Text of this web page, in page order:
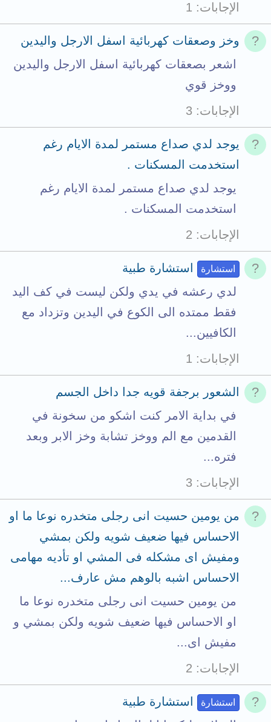
الإجابات
1
وخز وصعقات كهربائية اسفل الارجل واليدين
اشعر بصعقات كهربائية اسفل الارجل واليدين
ووخز قوي
الإجابات
3
يوجد لدي صداع مستمر لمدة الايام رغم
استخدمت المسكنات .
يوجد لدي صداع مستمر لمدة الايام رغم
استخدمت المسكنات .
الإجابات
2
استشارة
استشارة طبية
لدي رعشه في يدي ولكن ليست في كف اليد
فقط ممتده الى الكوع في اليدين وتزداد مع
الكافيين...
الإجابات
1
الشعور برجفة قويه جدا داخل الجسم
في بداية الامر كنت اشكو من سخونة في
القدمين مع الم ووخز تشابة وخز الابر وبعد
فتره...
الإجابات
3
من يومين حسيت انى رجلى متخدره نوعا ما او
الاحساس فيها ضعيف شويه ولكن بمشي
ومفيش اى مشكله فى المشي او تأديه مهامى
الاحساس اشبه بالوهم مش عارف...
من يومين حسيت انى رجلى متخدره نوعا ما
او الاحساس فيها ضعيف شويه ولكن بمشي و
مفيش اى...
الإجابات
2
استشارة
استشارة طبية